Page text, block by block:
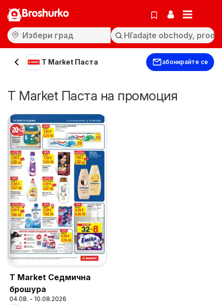
Broshurko
T Market Паста абонирайте се
T Market Паста на промоция
T Market Седмична
брошура
04.08. - 10.08.2026